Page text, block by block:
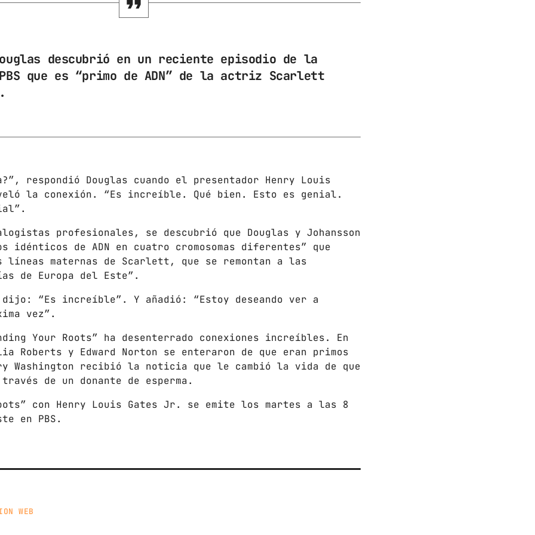
Gobierno de Hermosillo
Hermosillo
Sonora
UPCOMING SHOWS
10:00 AM - 12:00 PM
LOS CHEROS
12:00 PM - 2:00 PM
LUNES A VIERNES DE 14:00 A 16:00 HORAS
2:00 PM - 4:00 PM
2
descubrió en un reciente episodio de la
que es “primo de ADN” de la actriz Scarlett
respondió Douglas cuando el presentador Henry Louis
la conexión. “Es increíble. Qué bien. Esto es genial.
profesionales, se descubrió que Douglas y Johansson
idénticos de ADN en cuatro cromosomas diferentes” que
líneas maternas de Scarlett, que se remontan a las
de Europa del Este”.
dijo: “Es increíble”. Y añadió: “Estoy deseando ver a
vez”.
Your Roots” ha desenterrado conexiones increíbles. En
Roberts y Edward Norton se enteraron de que eran primos
Washington recibió la noticia que le cambió la vida de que
de un donante de esperma.
con Henry Louis Gates Jr. se emite los martes a las 8
en PBS.
WEB